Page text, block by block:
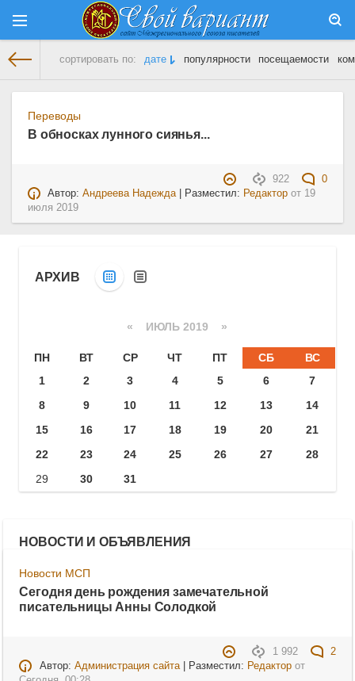
сортировать по: дате популярности посещаемости
Переводы
В обносках лунного сиянья...
922
0
Автор:Андреева Надежда| Разместил: Редактор от 19
июля 2019
АРХИВ
« ИЮЛЬ 2019 »
ПН ВТ СР ЧТ ПТ СБ
ВС
1
2 3 4 5 6
7
8
9 10 11 12 13
14
15
16 17 18 19 20
21
22
23 24 25 26 27
28
29
30 31
НОВОСТИ И ОБЪЯВЛЕНИЯ
Новости МСП
Сегодня день рождения замечательной
писательницы Анны Солодкой
1 992
2
Автор: Администрация сайта| Разместил: Редакторот